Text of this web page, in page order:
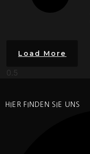
Load More
HIER FINDEN SIE UNS